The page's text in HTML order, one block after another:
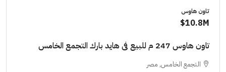
تاون هاوس
10.8M$
تاون هاوس 247 م للبيع فى هايد بارك التجمع الخامس
التجمع الخامس, مصر